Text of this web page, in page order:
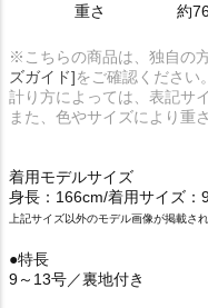
重さ
約
※こちらの商品は、独自の
ズガイド]をご確認ください。
計り方によっては、表記サ
また、色やサイズにより重
着用モデルサイズ
身長：166cm/着用サイズ：
上記サイズ以外のモデル画像が掲載さ
●特長
9～13号／裏地付き